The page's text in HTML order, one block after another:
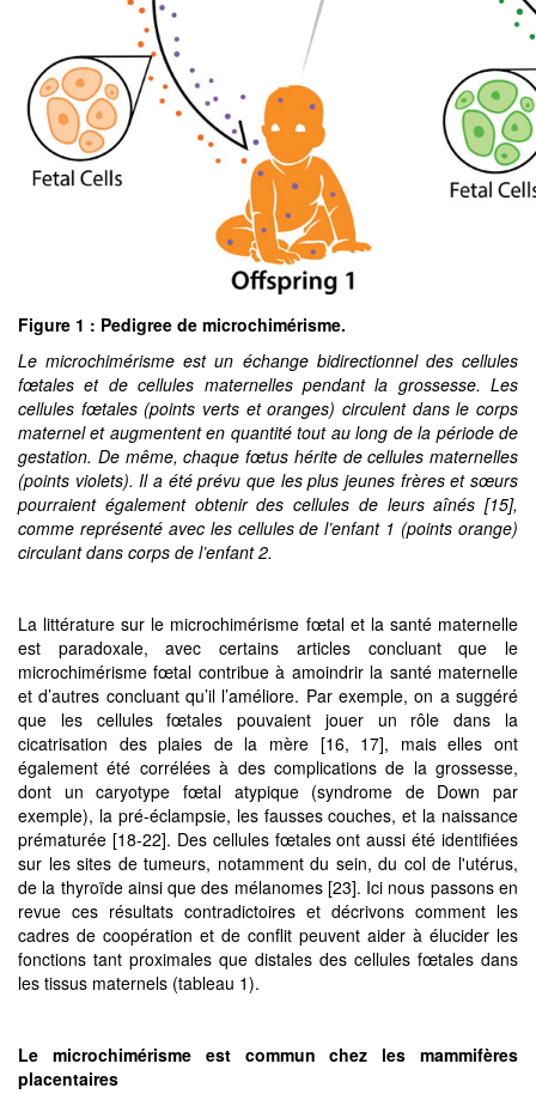
Figure 1 : Pedigree de microchimérisme.
Le microchimérisme est un échange bidirectionnel des cellules
fœtales et de cellules maternelles pendant la grossesse. Les
cellules fœtales (points verts et oranges) circulent dans le corps
maternel et augmentent en quantité tout au long de la période de
gestation. De même, chaque fœtus hérite de cellules maternelles
(points violets). Il a été prévu que les plus jeunes frères et sœurs
pourraient également obtenir des cellules de leurs aînés [15],
comme représenté avec les cellules de l’enfant 1 (points orange)
circulant dans corps de l’enfant 2.
La littérature sur le microchimérisme fœtal et la santé maternelle
est paradoxale, avec certains articles concluant que le
microchimérisme fœtal contribue à amoindrir la santé maternelle
et d’autres concluant qu’il l’améliore. Par exemple, on a suggéré
que les cellules fœtales pouvaient jouer un rôle dans la
cicatrisation des plaies de la mère [16, 17], mais elles ont
également été corrélées à des complications de la grossesse,
dont un caryotype fœtal atypique (syndrome de Down par
exemple), la pré-éclampsie, les fausses couches, et la naissance
prématurée [18-22]. Des cellules fœtales ont aussi été identifiées
sur les sites de tumeurs, notamment du sein, du col de l'utérus,
de la thyroïde ainsi que des mélanomes [23]. Ici nous passons en
revue ces résultats contradictoires et décrivons comment les
cadres de coopération et de conflit peuvent aider à élucider les
fonctions tant proximales que distales des cellules fœtales dans
les tissus maternels (tableau 1).
Le microchimérisme est commun chez les mammifères
placentaires